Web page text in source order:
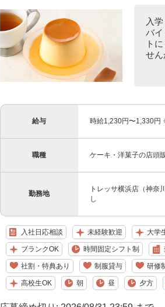
入
バ
ト
せ
給与 時給1,230円〜1,330
職種 ケーキ・洋菓子の店頭
勤務地
トレッサ横浜店（神
し
入社日応相談 未経験歓迎 大学
ブランクOK 時間固定シフト制
社割・特典あり 制服貸与 研修
高校生OK 朝 昼 夕方